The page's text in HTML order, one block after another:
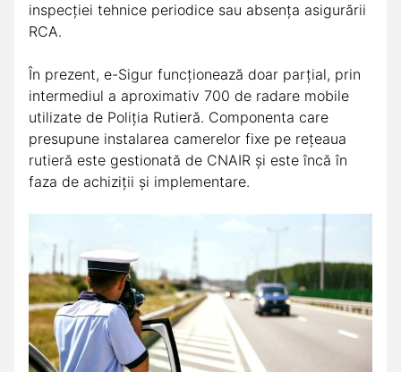
inspecției tehnice periodice sau absența asigurării
RCA.
În prezent, e-Sigur funcționează doar parțial, prin
intermediul a aproximativ 700 de radare mobile
utilizate de Poliția Rutieră. Componenta care
presupune instalarea camerelor fixe pe rețeaua
rutieră este gestionată de CNAIR și este încă în
faza de achiziții și implementare.